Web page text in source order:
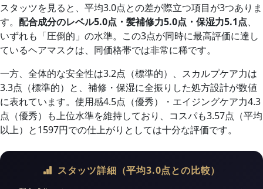
スタッツを見ると、平均3.0点との差が際立つ項目が3つありま
す。 配合成分のレベル5.0点・髪補修力5.0点・保湿力5.1点、
いずれも「圧倒的」の水準。この3点が同時に最高評価に達し
ているヘアマスクは、同価格帯では非常に稀です。
一方、全体的な安全性は3.2点（標準的）、スカルプケア力は
3.3点（標準的）と、補修・保湿に全振りした処方設計が数値
に表れています。使用感4.5点（優秀）・エイジングケア力4.3
点（優秀）も上位水準を維持しており、コスパも3.57点（平均
以上）と1597円での仕上がりとしては十分な評価です。
スタッツ詳細（平均3.0点との比較）